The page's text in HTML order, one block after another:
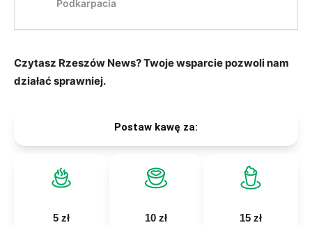
Czytasz Rzeszów News? Twoje wsparcie pozwoli nam
działać sprawniej.
Postaw kawę za:
5 zł 10 zł 15 zł